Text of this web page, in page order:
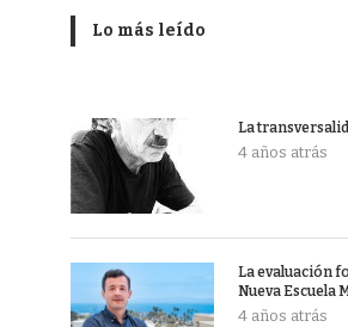
Lo más leído
La
4 años atrás
La evaluación
Nueva Escuela
4 años atrás